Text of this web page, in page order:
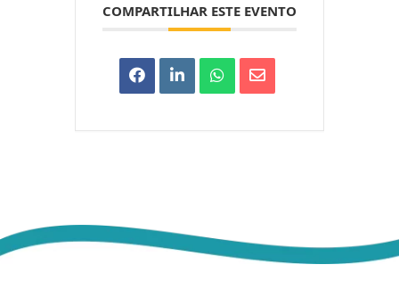
COMPARTILHAR ESTE EVENTO